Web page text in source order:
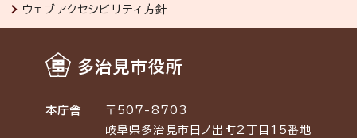
ウェブアクセシビリティ方針
多治見市役所
本庁舎
〒507-8703
岐阜県多治見市日ノ出町2丁目15番地